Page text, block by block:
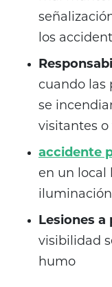
los
cuando las
se
visitantes o
accidente
en un local
Lesiones a
visibilidad
humo